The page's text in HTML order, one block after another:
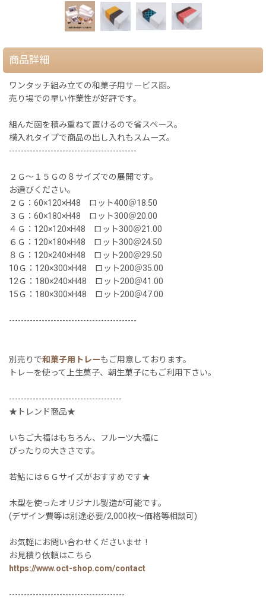
商品詳細
ワンタッチ組み立ての和菓子用サービス函。
売り場での早い作業性が好評です。
組んだ函を積み重ねて置けるので省スペース。
横入れタイプで商品の出し入れもスムーズ。
-------------------------------------------
２Ｇ〜１５Ｇの８サイズでの展開です。
お選びください。
２Ｇ：60×120×H48 ロット400＠18.50
３Ｇ：60×180×H48 ロット300＠20.00
４Ｇ：120×120×H48 ロット300＠21.00
６Ｇ：120×180×H48 ロット300＠24.50
８Ｇ：120×240×H48 ロット200＠29.50
10Ｇ：120×300×H48 ロット200＠35.00
12Ｇ：180×240×H48 ロット200＠41.00
15Ｇ：180×300×H48 ロット200＠47.00
-------------------------------------------
別売りで和菓子用トレーもご用意しております。
トレーを使って上生菓子、朝生菓子にもご利用下さい。
--------------------------------------
★トレンド商品★
いちご大福はもちろん、フルーツ大福に
ぴったりの大きさです。
若鮎には６Ｇサイズがおすすめです★
木型を使ったオリジナル製造が可能です。
(デザイン費等は別途必要/2,000枚〜価格等相談可)
お気軽にお問い合わせくださいませ！
お見積り依頼はこちら
https://www.oct-shop.com/contact
---------------------------------------